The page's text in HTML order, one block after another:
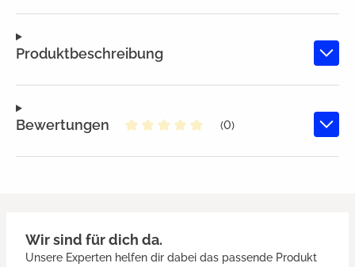
Produktbeschreibung
Bewertungen
(0)
Wir sind für dich da.
Unsere Experten helfen dir dabei das passende Produkt